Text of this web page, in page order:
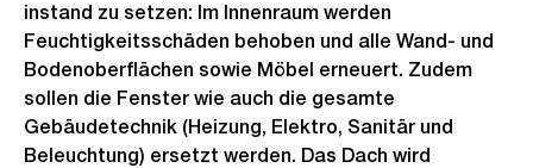
instand zu setzen: Im Innenraum werden
Feuchtigkeitsschäden behoben und alle Wand- und
Bodenoberflächen sowie Möbel erneuert. Zudem
sollen die Fenster wie auch die gesamte
Gebäudetechnik (Heizung, Elektro, Sanitär und
Beleuchtung) ersetzt werden. Das Dach wird